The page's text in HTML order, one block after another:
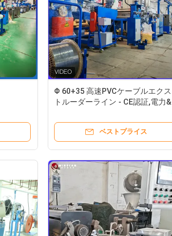
Φ 60+35 高速PVCケーブルエクス
トルーダーライン - CE認証,電力&
200m/Min
ベストプライス